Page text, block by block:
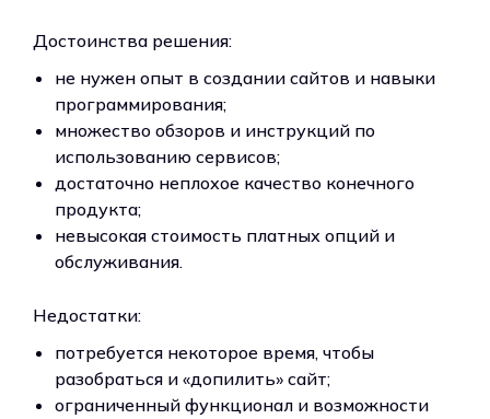
Достоинства решения:
не нужен опыт в создании сайтов и навыки
программирования;
множество обзоров и инструкций по
использованию сервисов;
достаточно неплохое качество конечного
продукта;
невысокая стоимость платных опций и
обслуживания.
Недостатки:
потребуется некоторое время, чтобы
разобраться и «допилить» сайт;
ограниченный функционал и возможности